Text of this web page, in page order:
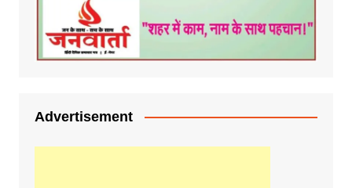
Advertisement